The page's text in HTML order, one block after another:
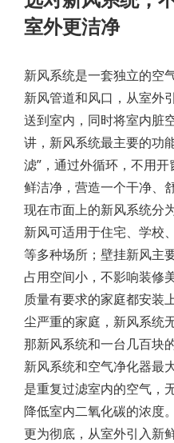
室外更洁净
新风系统是一套独立的空
新风管道和风口，从室外
送到室内，同时将室内脏
讲，新风系统最主要的功
滤”，通过外循环，不用
鲜洁净，营造一个干净、
现在市面上的新风系统分
新风可适用于住宅、学校
等多种场所；壁挂新风主
占用空间小，不影响装修
质量有要求的家庭都安装
尘严重的家庭，新风系统
那新风系统和一台几百块
新风系统和空气净化器最
是重复过滤室内的空气，
降低室内二氧化碳的浓度
更为彻底，从室外引入新